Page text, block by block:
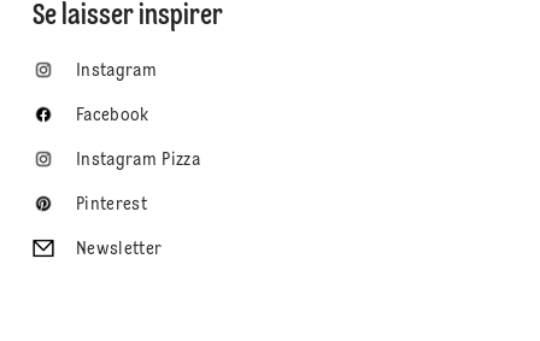
Se laisser inspirer
Instagram
Facebook
Instagram Pizza
Pinterest
Newsletter